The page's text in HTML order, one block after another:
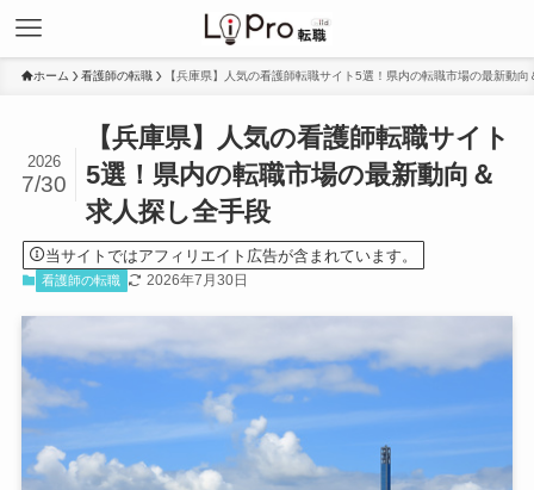
ホーム 看護師の転職 【兵庫県】人気の看護師転職サイト5選！県内の転職市場の最新動
【兵庫県】人気の看護師転職サイト
5選！県内の転職市場の最新動向＆
求人探し全手段
2026
7/30
当サイトではアフィリエイト広告が含まれています。
看護師の転職 2026年7月30日